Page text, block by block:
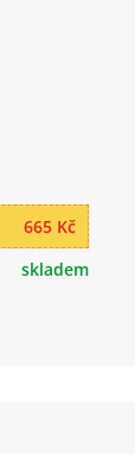
665 Kč
skladem